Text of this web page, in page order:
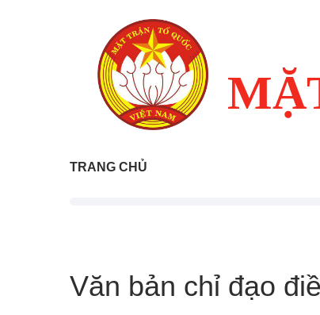
TRANG CHỦ
Văn bản chỉ đạo